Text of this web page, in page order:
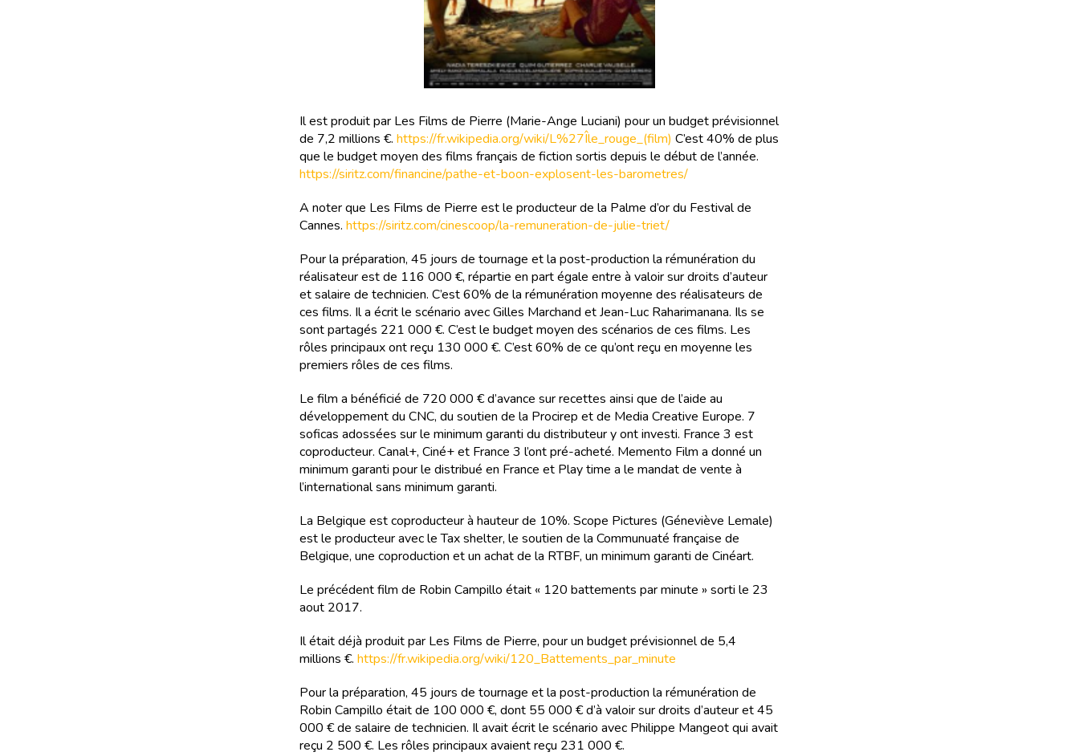
Il est produit par Les Films de Pierre (Marie-Ange Luciani) pour un budget prévisionnel
de 7,2 millions €. https://fr.wikipedia.org/wiki/L%27Île_rouge_(film) C’est 40% de plus
que le budget moyen des films français de fiction sortis depuis le début de l’année.
https://siritz.com/financine/pathe-et-boon-explosent-les-barometres/
A noter que Les Films de Pierre est le producteur de la Palme d’or du Festival de
Cannes. https://siritz.com/cinescoop/la-remuneration-de-julie-triet/
Pour la préparation, 45 jours de tournage et la post-production la rémunération du
réalisateur est de 116 000 €, répartie en part égale entre à valoir sur droits d’auteur
et salaire de technicien. C’est 60% de la rémunération moyenne des réalisateurs de
ces films. Il a écrit le scénario avec Gilles Marchand et Jean-Luc Raharimanana. Ils se
sont partagés 221 000 €. C’est le budget moyen des scénarios de ces films. Les
rôles principaux ont reçu 130 000 €. C’est 60% de ce qu’ont reçu en moyenne les
premiers rôles de ces films.
Le film a bénéficié de 720 000 € d’avance sur recettes ainsi que de l’aide au
développement du CNC, du soutien de la Procirep et de Media Creative Europe. 7
soficas adossées sur le minimum garanti du distributeur y ont investi. France 3 est
coproducteur. Canal+, Ciné+ et France 3 l’ont pré-acheté. Memento Film a donné un
minimum garanti pour le distribué en France et Play time a le mandat de vente à
l’international sans minimum garanti.
La Belgique est coproducteur à hauteur de 10%. Scope Pictures (Géneviève Lemale)
est le producteur avec le Tax shelter, le soutien de la Communuaté française de
Belgique, une coproduction et un achat de la RTBF, un minimum garanti de Cinéart.
Le précédent film de Robin Campillo était « 120 battements par minute » sorti le 23
aout 2017.
Il était déjà produit par Les Films de Pierre, pour un budget prévisionnel de 5,4
millions €. https://fr.wikipedia.org/wiki/120_Battements_par_minute
Pour la préparation, 45 jours de tournage et la post-production la rémunération de
Robin Campillo était de 100 000 €, dont 55 000 € d’à valoir sur droits d’auteur et 45
000 € de salaire de technicien. Il avait écrit le scénario avec Philippe Mangeot qui avait
reçu 2 500 €. Les rôles principaux avaient reçu 231 000 €.